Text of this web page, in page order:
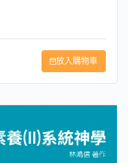
放入購物車